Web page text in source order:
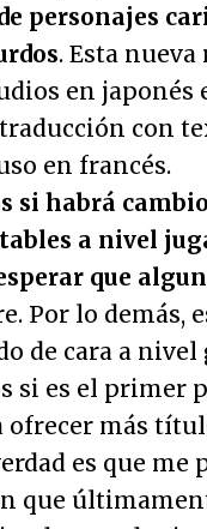
personajes
. Esta
en japonés
con
en francés.
si habrá
a nivel
que
Por lo demás,
de cara a nivel
si es el primer
ofrecer más
es que me
que